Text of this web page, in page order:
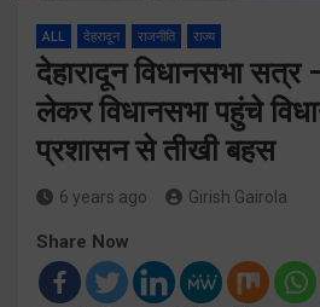
ALL देहरादून राजनीति राज्य
देहारादून विधानसभा सत्र
लेकर विधानसभा पहुंचे
प्रशासन से तीखी बहस
6 years ago Girish Gairola
Share Now